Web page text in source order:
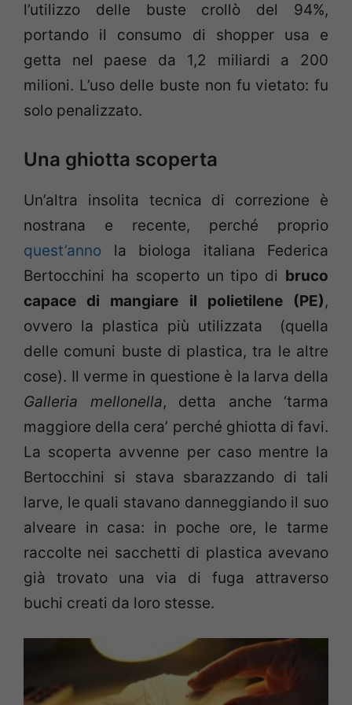
l’utilizzo delle buste crollò del 94%,
portando il consumo di shopper usa e
getta nel paese da 1,2 miliardi a 200
milioni. L’uso delle buste non fu vietato: fu
solo penalizzato.
Una ghiotta scoperta
Un’altra insolita tecnica di correzione è
nostrana e recente, perché proprio
quest’anno la biologa italiana Federica
Bertocchini ha scoperto un tipo di bruco
capace di mangiare il polietilene (PE),
ovvero la plastica più utilizzata (quella
delle comuni buste di plastica, tra le altre
cose). Il verme in questione è la larva della
Galleria mellonella, detta anche ‘tarma
maggiore della cera’ perché ghiotta di favi.
La scoperta avvenne per caso mentre la
Bertocchini si stava sbarazzando di tali
larve, le quali stavano danneggiando il suo
alveare in casa: in poche ore, le tarme
raccolte nei sacchetti di plastica avevano
già trovato una via di fuga attraverso
buchi creati da loro stesse.